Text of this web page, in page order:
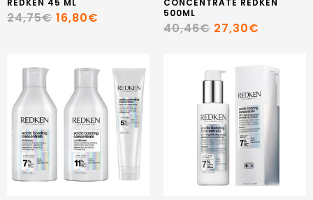
24,75€ 16,80€
500ML
40,46€ 27,30€